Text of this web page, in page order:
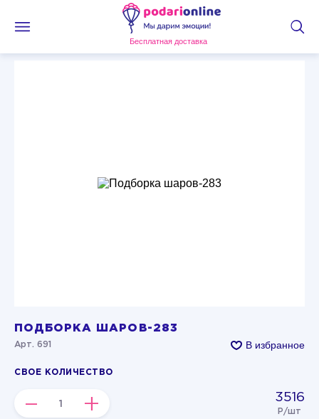
Бесплатная доставка
ПОДБОРКА ШАРОВ-283
Арт. 691 В избранное
СВОЕ КОЛИЧЕСТВО
– + 3516
Р/шт